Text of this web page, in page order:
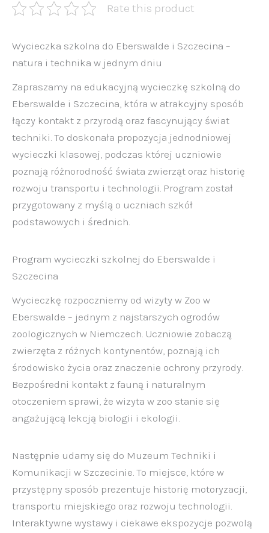
Rate this product
Wycieczka szkolna do Eberswalde i Szczecina –
natura i technika w jednym dniu
Zapraszamy na edukacyjną wycieczkę szkolną do
Eberswalde i Szczecina, która w atrakcyjny sposób
łączy kontakt z przyrodą oraz fascynujący świat
techniki. To doskonała propozycja jednodniowej
wycieczki klasowej, podczas której uczniowie
poznają różnorodność świata zwierząt oraz historię
rozwoju transportu i technologii. Program został
przygotowany z myślą o uczniach szkół
podstawowych i średnich.
Program wycieczki szkolnej do Eberswalde i
Szczecina
Wycieczkę rozpoczniemy od wizyty w Zoo w
Eberswalde – jednym z najstarszych ogrodów
zoologicznych w Niemczech. Uczniowie zobaczą
zwierzęta z różnych kontynentów, poznają ich
środowisko życia oraz znaczenie ochrony przyrody.
Bezpośredni kontakt z fauną i naturalnym
otoczeniem sprawi, że wizyta w zoo stanie się
angażującą lekcją biologii i ekologii.
Następnie udamy się do Muzeum Techniki i
Komunikacji w Szczecinie. To miejsce, które w
przystępny sposób prezentuje historię motoryzacji,
transportu miejskiego oraz rozwoju technologii.
Interaktywne wystawy i ciekawe ekspozycje pozwolą